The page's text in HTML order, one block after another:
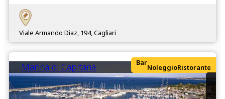
Viale Armando Diaz, 194, Cagliari
Marina di Capitana Bar
NoleggioRistorante